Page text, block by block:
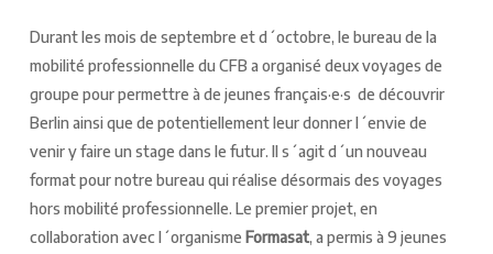
Durant les mois de septembre et d´octobre, le bureau de la
mobilité professionnelle du CFB a organisé deux voyages de
groupe pour permettre à de jeunes français·e·s de découvrir
Berlin ainsi que de potentiellement leur donner l´envie de
venir y faire un stage dans le futur. Il s´agit d´un nouveau
format pour notre bureau qui réalise désormais des voyages
hors mobilité professionnelle. Le premier projet, en
collaboration avec l´organisme Formasat, a permis à 9 jeunes